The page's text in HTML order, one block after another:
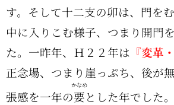
す。そして十二支の卯は、門を
中に入りこむ様子、つまり開門
た。一昨年、Ｈ２２年は 『変革
正念場、つまり崖っぷち、後が
張感を一年の要
かなめ
とした年でした